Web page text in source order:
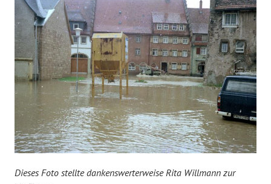
Dieses Foto stellte dankenswerterweise Rita Willmann zur